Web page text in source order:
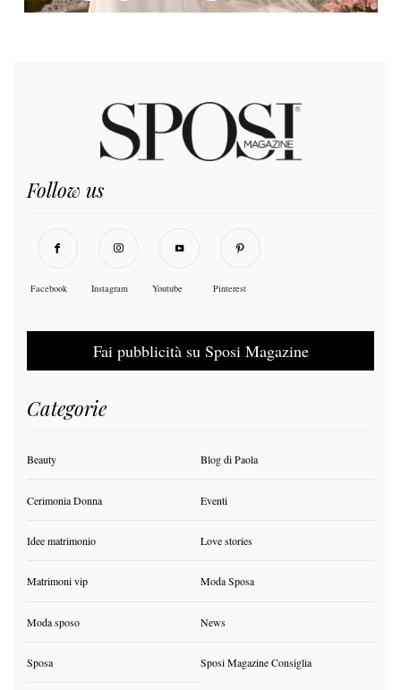
Follow us
Facebook Instagram Youtube Pinterest
Fai pubblicità su Sposi Magazine
Categorie
Beauty Blog di Paola
Cerimonia Donna Eventi
Idee matrimonio Love stories
Matrimoni vip Moda Sposa
Moda sposo News
Sposa Sposi Magazine Consiglia